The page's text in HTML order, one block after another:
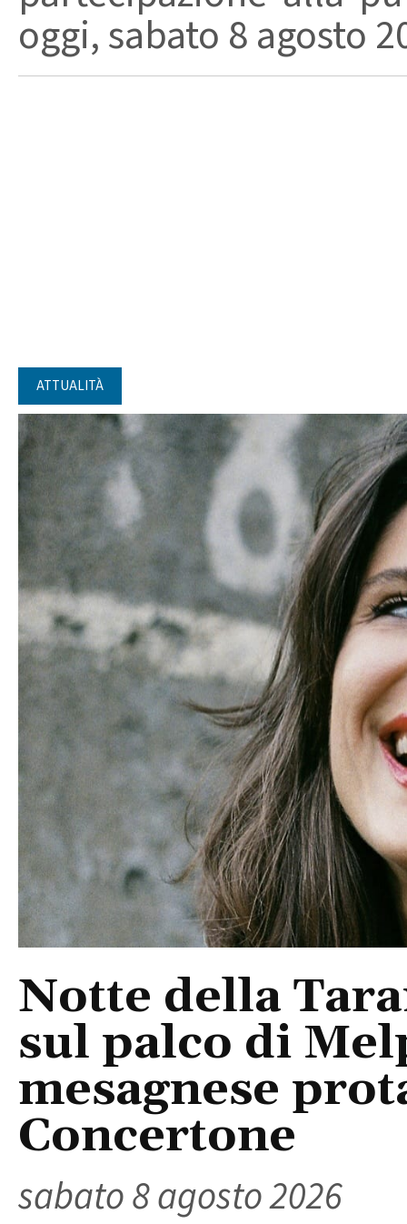
oggi, sabato 8 agosto
ATTUALITÀ
Notte della
sul palco di
mesagnese
Concertone
sabato 8 agosto 2026